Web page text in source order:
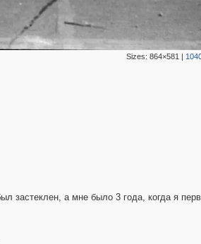
Sizes: 864×581 |
застеклен, а мне было 3 года, когда я